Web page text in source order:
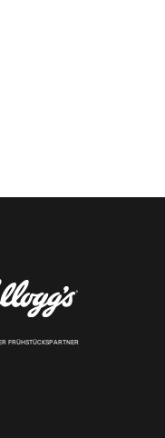
FRÜHSTÜCKSPARTNER